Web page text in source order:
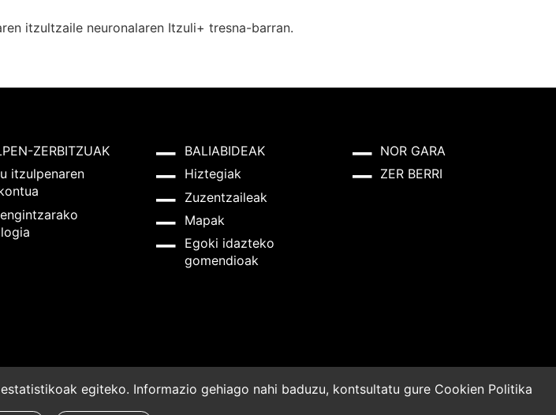
itzultzaile neuronalaren Itzuli+ tresna-barran.
ZERBITZUAK
itzulpenaren
BALIABIDEAK
Hiztegiak
Zuzentzaileak
Mapak
Egoki idazteko
gomendioak
NOR GARA
ZER BERRI
egiteko. Informazio gehiago nahi baduzu, kontsultatu gure Cookien Politika